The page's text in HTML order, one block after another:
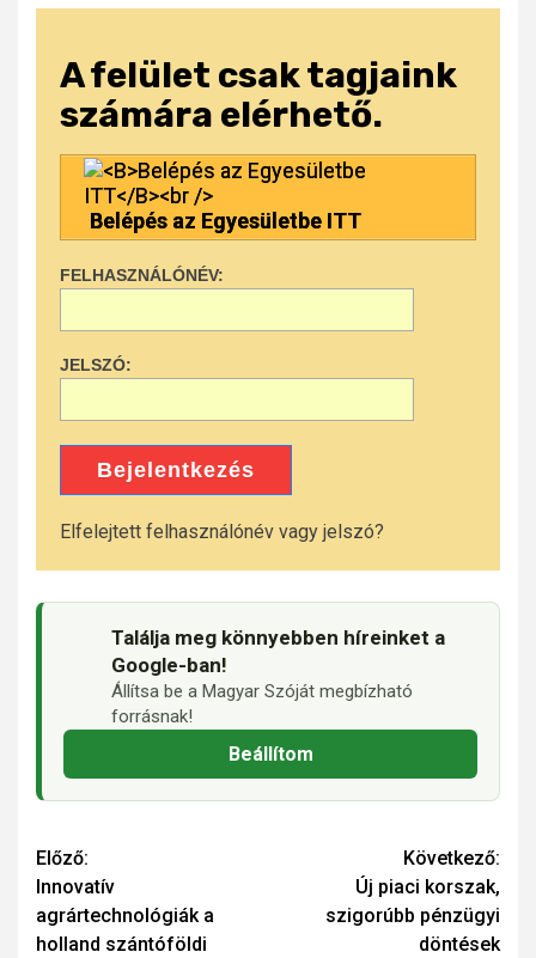
A felület csak tagjaink
számára elérhető.
Belépés az Egyesületbe ITT
FELHASZNÁLÓNÉV:
JELSZÓ:
Bejelentkezés
Elfelejtett felhasználónév vagy jelszó?
Találja meg könnyebben híreinket a
Google-ban!
Állítsa be a Magyar Szóját megbízható
forrásnak!
Beállítom
Continue
Reading
Előző:
Innovatív
agrártechnológiák a
holland szántóföldi
Következő:
Új piaci korszak,
szigorúbb pénzügyi
döntések